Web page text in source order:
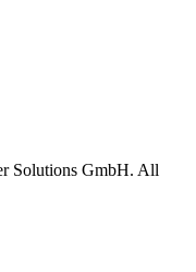
Solutions GmbH. All